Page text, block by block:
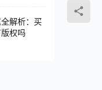
解析：买
权吗